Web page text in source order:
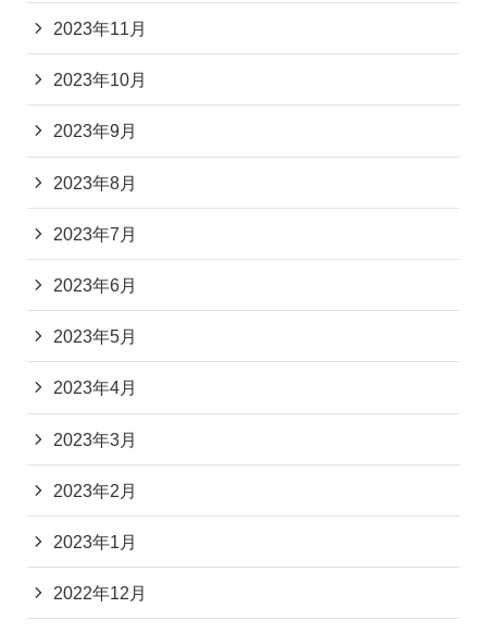
2023年11月
2023年10月
2023年9月
2023年8月
2023年7月
2023年6月
2023年5月
2023年4月
2023年3月
2023年2月
2023年1月
2022年12月